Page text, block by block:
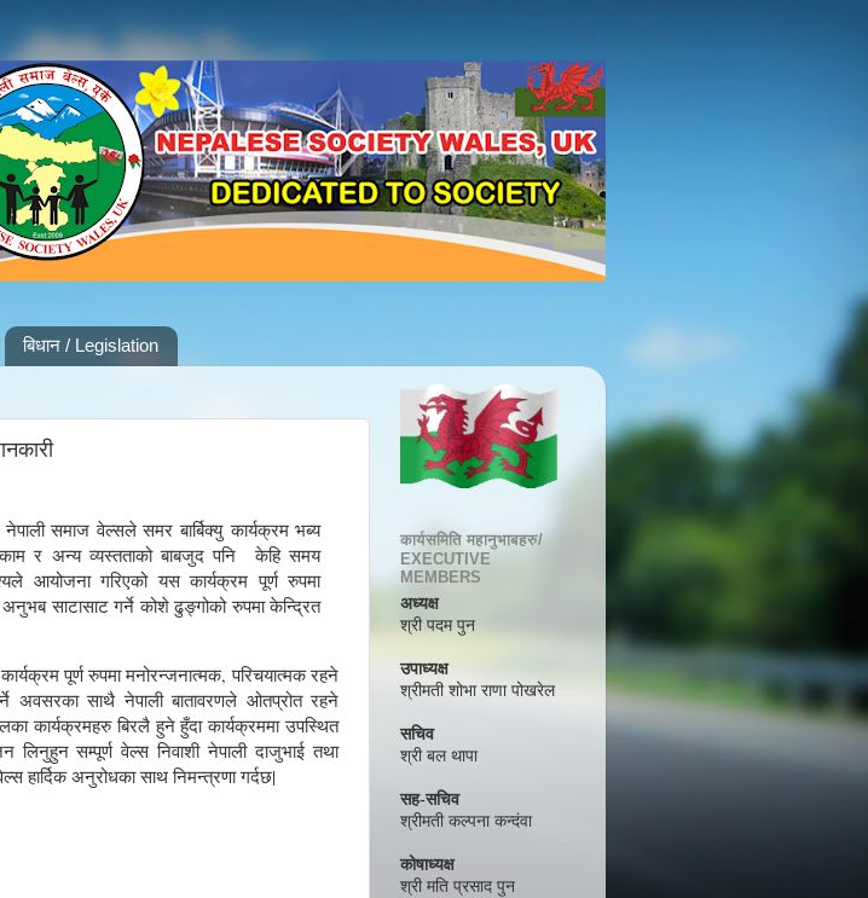
बिधान / Legislation
नेपाली समाज वेल्सलेसमर बार्बिक्यु कार्यक्रम भब्य
काम र अन्य व्यस्तताको बाबजुद पनि केहि समय
आयोजना गरिएको यस कार्यक्रम पूर्ण रुपमा
साटासाट गर्ने कोशे ढुङ्गोको रुपमा केन्द्रित
पूर्ण रुपमा मनोरन्जनात्मक,परिचयात्मक रहने
अवसरका साथै नेपाली बातावरणले ओतप्रोत रहने
कार्यक्रमहरु बिरलै हुने हुँदा कार्यक्रममा उपस्थित
लिनुहुन सम्पूर्ण वेल्स निवाशी नेपाली दाजुभाई तथा
हार्दिक अनुरोधका साथ निमन्त्रणा गर्दछ|
कार्यसमिति महानुभाबहरु/
EXECUTIVE
MEMBERS
अध्यक्ष
श्री पदम पुन
उपाध्यक्ष
श्रीमती शोभा राणा पोखरेल
सचिव
श्री बल थापा
सह-सचिव
श्रीमती कल्पना कन्दंवा
कोषाध्यक्ष
श्री मति प्रसाद पुन